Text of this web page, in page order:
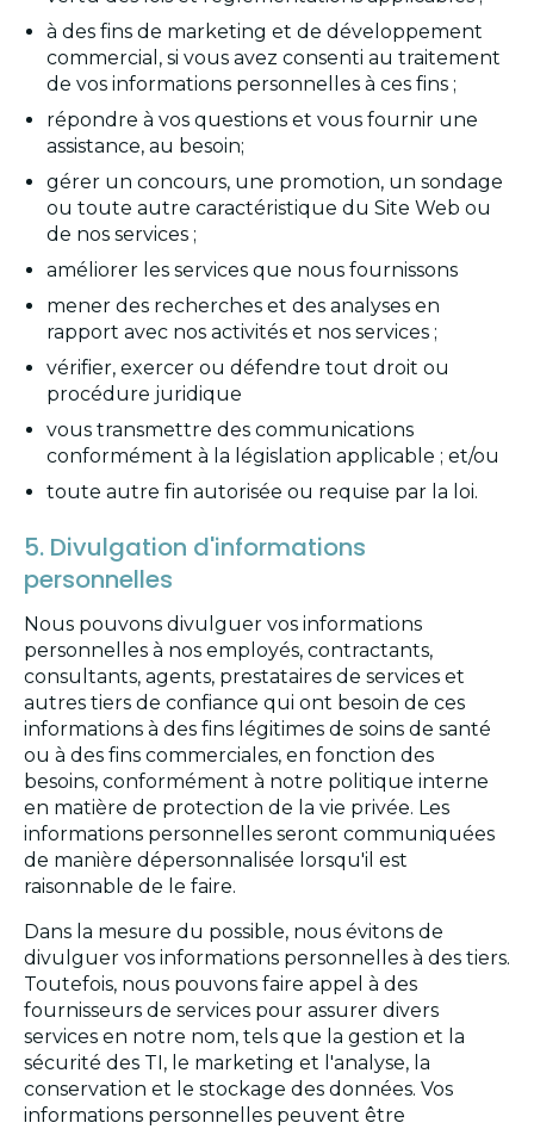
à des fins de marketing et de développement
commercial, si vous avez consenti au traitement
de vos informations personnelles à ces fins ;
répondre à vos questions et vous fournir une
assistance, au besoin;
gérer un concours, une promotion, un sondage
ou toute autre caractéristique du Site Web ou
de nos services ;
améliorer les services que nous fournissons
mener des recherches et des analyses en
rapport avec nos activités et nos services ;
vérifier, exercer ou défendre tout droit ou
procédure juridique
vous transmettre des communications
conformément à la législation applicable ; et/ou
toute autre fin autorisée ou requise par la loi.
5. Divulgation d'informations
personnelles
Nous pouvons divulguer vos informations
personnelles à nos employés, contractants,
consultants, agents, prestataires de services et
autres tiers de confiance qui ont besoin de ces
informations à des fins légitimes de soins de santé
ou à des fins commerciales, en fonction des
besoins, conformément à notre politique interne
en matière de protection de la vie privée. Les
informations personnelles seront communiquées
de manière dépersonnalisée lorsqu'il est
raisonnable de le faire.
Dans la mesure du possible, nous évitons de
divulguer vos informations personnelles à des tiers.
Toutefois, nous pouvons faire appel à des
fournisseurs de services pour assurer divers
services en notre nom, tels que la gestion et la
sécurité des TI, le marketing et l'analyse, la
conservation et le stockage des données. Vos
informations personnelles peuvent être